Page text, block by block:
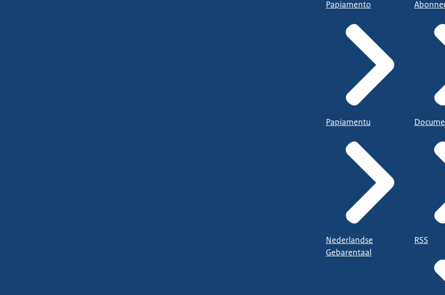
Papiamento
Papiamentu
Nederlandse
Gebarentaal
RSS